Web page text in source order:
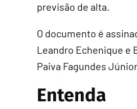
previsão de alta.
O documento é
Leandro Echenique e
Paiva Fagundes
Entenda